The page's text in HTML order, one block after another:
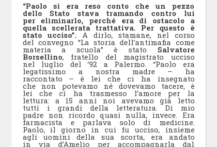
“Paolo si era reso conto che un pezzo
dello Stato stava tramando contro lui
per eliminarlo, perché era di ostacolo a
quella scellerata trattativa. Per questo è
stato ucciso”. A dirlo, stamane, nel corso
del convegno “La storia dell’antimafia come
materia a scuola” è stato Salvatore
Borsellino, fratello del magistrato ucciso
nel luglio del ’92 a Palermo. “Paolo era
legatissimo a nostra madre – ha
raccontato – è lei che ci ha insegnato
che non potevamo né dovevamo tacere, è
lei che ci ha trasmesso l’amore per la
lettura: a 15 anni noi avevamo già letto
tutti i grandi della letteratura. Di mio
padre non ricordo quasi nulla, invece. Era
farmacista e parlava solo di medicine.
Paolo, il giorno in cui fu ucciso, insieme
agli uomini della sua scorta, era andato
in via d’Amelio per accompagnarla dal